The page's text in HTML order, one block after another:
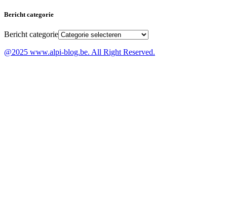
Bericht categorie
Bericht categorie
@2025 www.alpi-blog.be. All Right Reserved.​